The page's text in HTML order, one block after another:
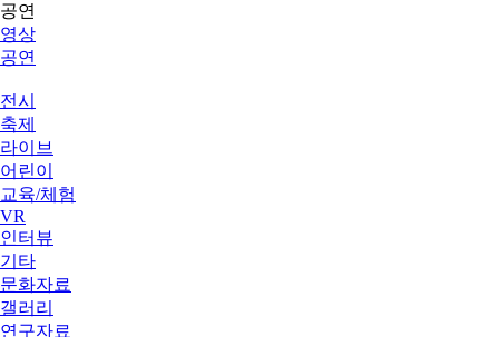
공연
영상
공연
전시
축제
라이브
어린이
교육/체험
VR
인터뷰
기타
문화자료
갤러리
연구자료